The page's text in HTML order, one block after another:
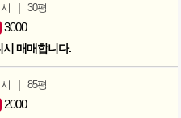
| 30평
3000
매매합니다.
| 85평
2000